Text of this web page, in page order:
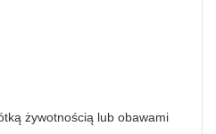
żywotnością lub obawami